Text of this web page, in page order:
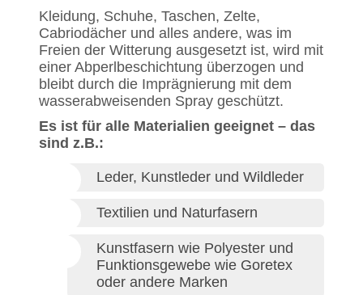
Kleidung, Schuhe, Taschen, Zelte,
Cabriodächer und alles andere, was im
Freien der Witterung ausgesetzt ist, wird mit
einer Abperlbeschichtung überzogen und
bleibt durch die Imprägnierung mit dem
wasserabweisenden Spray geschützt.
Es ist für alle Materialien geeignet – das
sind z.B.:
Leder, Kunstleder und Wildleder
Textilien und Naturfasern
Kunstfasern wie Polyester und
Funktionsgewebe wie Goretex
oder andere Marken